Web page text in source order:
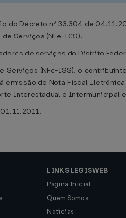
do Decreto nº 33.304 de
Serviços (NFe-ISS).
de serviços do Distrito
Serviços (NFe-ISS), o
emissão de Nota Fiscal
Interestadual e Intermunicipal
LINKS LEGISWEB
Página Inicial
Quem Somos
Notícias